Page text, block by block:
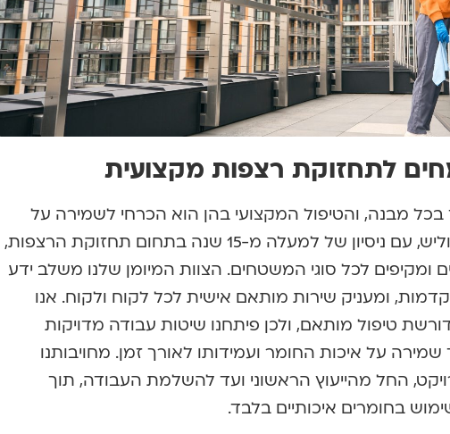
לתחזוקת רצפות מקצועית
בכל מבנה, והטיפול המקצועי בהן הוא הכרחי לשמירה על
ערכן ומראן לאורך זמן. חברת פוליש, עם ניסיון של למעלה מ-15 שנה בתחום תחזוקת הרצפות,
לכל סוגי המשטחים. הצוות המיומן שלנו משלב ידע
ומעניק שירות מותאם אישית לכל לקוח ולקוח. אנו
טיפול מותאם, ולכן פיתחנו שיטות עבודה מדויקות
על איכות החומר ועמידותו לאורך זמן. מחויבותנו
החל מהייעוץ הראשוני ועד להשלמת העבודה, תוך
בחומרים איכותיים בלבד.